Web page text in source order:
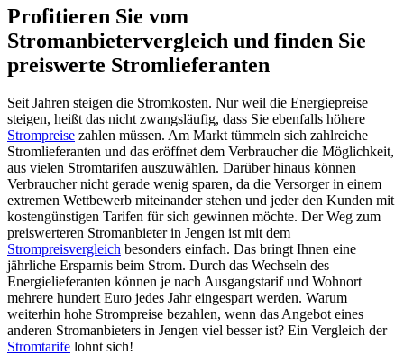
Profitieren Sie vom
Stromanbietervergleich und finden Sie
preiswerte Stromlieferanten
Seit Jahren steigen die Stromkosten. Nur weil die Energiepreise
steigen, heißt das nicht zwangsläufig, dass Sie ebenfalls höhere
Strompreise zahlen müssen. Am Markt tümmeln sich zahlreiche
Stromlieferanten und das eröffnet dem Verbraucher die Möglichkeit,
aus vielen Stromtarifen auszuwählen. Darüber hinaus können
Verbraucher nicht gerade wenig sparen, da die Versorger in einem
extremen Wettbewerb miteinander stehen und jeder den Kunden mit
kostengünstigen Tarifen für sich gewinnen möchte. Der Weg zum
preiswerteren Stromanbieter in Jengen ist mit dem
Strompreisvergleich besonders einfach. Das bringt Ihnen eine
jährliche Ersparnis beim Strom. Durch das Wechseln des
Energielieferanten können je nach Ausgangstarif und Wohnort
mehrere hundert Euro jedes Jahr eingespart werden. Warum
weiterhin hohe Strompreise bezahlen, wenn das Angebot eines
anderen Stromanbieters in Jengen viel besser ist? Ein Vergleich der
Stromtarife lohnt sich!